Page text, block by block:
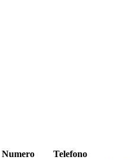
Numero Telefono